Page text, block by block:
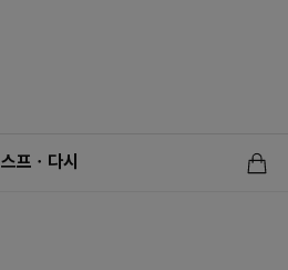
스프ㆍ다시